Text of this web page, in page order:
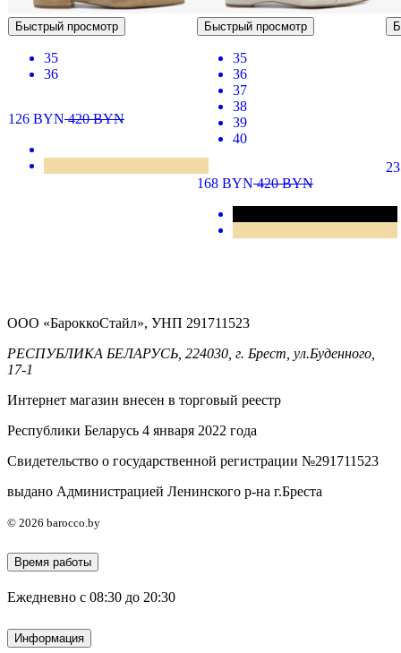
Быстрый просмотр
35
36
126 BYN420BYN
Быстрый просмотр
35
36
37
38
39
40
168 BYN420BYN
ООО «БароккоСтайл», УНП 291711523
РЕСПУБЛИКА БЕЛАРУСЬ, 224030, г. Брест, ул.Буденного,
17-1
Интернет магазин внесен в торговый реестр
Республики Беларусь 4 января 2022 года
Свидетельство о государственной регистрации №291711523
выдано Администрацией Ленинского р-на г.Бреста
© 2026 barocco.by
Время работы
Ежедневно с 08:30 до 20:30
Информация